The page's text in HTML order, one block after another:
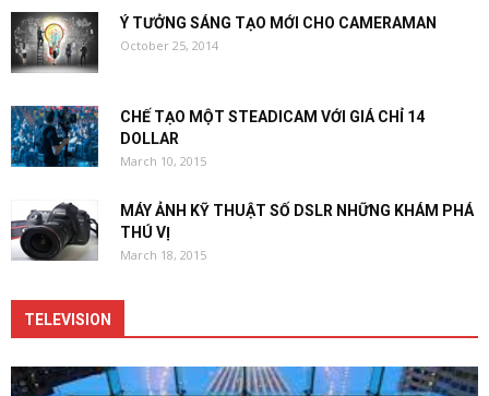
Ý TƯỞNG SÁNG TẠO MỚI CHO CAMERAMAN
October 25, 2014
CHẾ TẠO MỘT STEADICAM VỚI GIÁ CHỈ 14
DOLLAR
March 10, 2015
MÁY ẢNH KỸ THUẬT SỐ DSLR NHỮNG KHÁM PHÁ
THÚ VỊ
March 18, 2015
TELEVISION